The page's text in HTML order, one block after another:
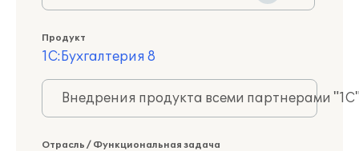
Продукт
1С:Бухгалтерия 8
Внедрения продукта всеми партнерами
Отрасль / Функциональная задача